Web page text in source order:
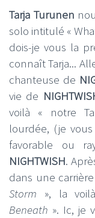
Tarja Turunen
solo intitulé «
dois-je vous la
connaît Tarja...
chanteuse de
vie de
voilà « notre
lourdée, (je
favorable ou
NIGHTWISH.
dans une
Storm », la
Beneath ». Ic, je